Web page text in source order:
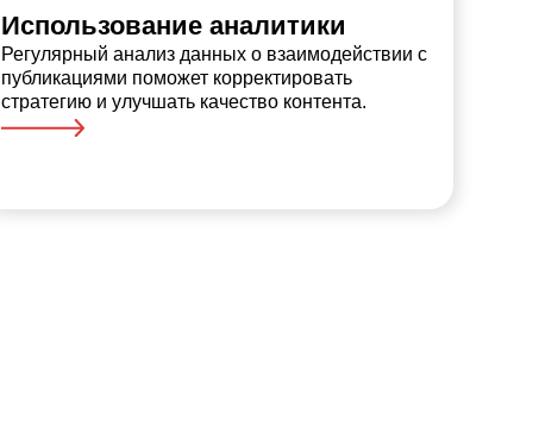
Использование аналитики
Регулярный анализ данных о взаимодействии с
публикациями поможет корректировать
стратегию и улучшать качество контента.